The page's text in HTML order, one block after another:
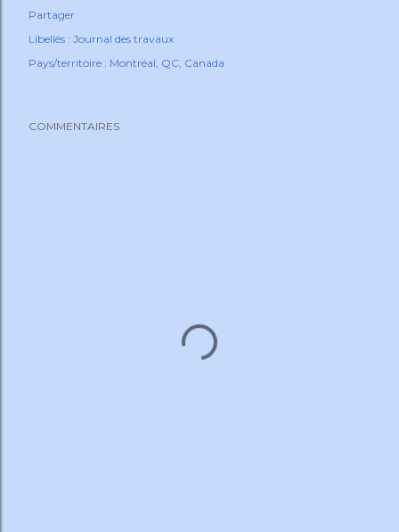
Partager
Libellés : Journal des travaux
Pays/territoire : Montréal, QC, Canada
COMMENTAIRES